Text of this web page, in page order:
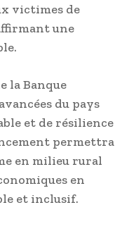
victimes de
une
la Banque
du pays
et de résilience
permettra
en milieu rural
en
et inclusif.